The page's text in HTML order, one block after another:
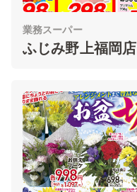
業務スーパー
ふじみ野上福岡店